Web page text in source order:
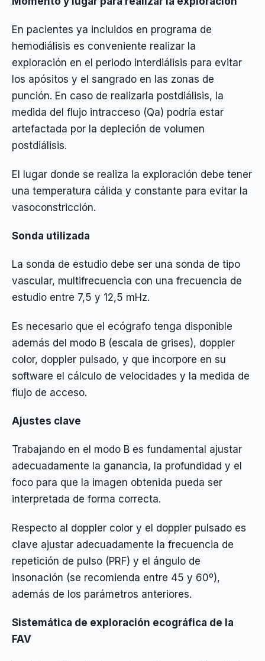
En pacientes ya incluidos en programa de
hemodiálisis es conveniente realizar la
exploración en el periodo interdiálisis para evitar
los apósitos y el sangrado en las zonas de
punción. En caso de realizarla postdiálisis, la
medida del flujo intracceso (Qa) podría estar
artefactada por la depleción de volumen
postdiálisis.
El lugar donde se realiza la exploración debe tener
una temperatura cálida y constante para evitar la
vasoconstricción.
Sonda utilizada
La sonda de estudio debe ser una sonda de tipo
vascular, multifrecuencia con una frecuencia de
estudio entre 7,5 y 12,5 mHz.
Es necesario que el ecógrafo tenga disponible
además del modo B (escala de grises), doppler
color, doppler pulsado, y que incorpore en su
software el cálculo de velocidades y la medida de
flujo de acceso.
Ajustes clave
Trabajando en el modo B es fundamental ajustar
adecuadamente la ganancia, la profundidad y el
foco para que la imagen obtenida pueda ser
interpretada de forma correcta.
Respecto al doppler color y el doppler pulsado es
clave ajustar adecuadamente la frecuencia de
repetición de pulso (PRF) y el ángulo de
insonación (se recomienda entre 45 y 60º),
además de los parámetros anteriores.
Sistemática de exploración ecográfica de la
FAV